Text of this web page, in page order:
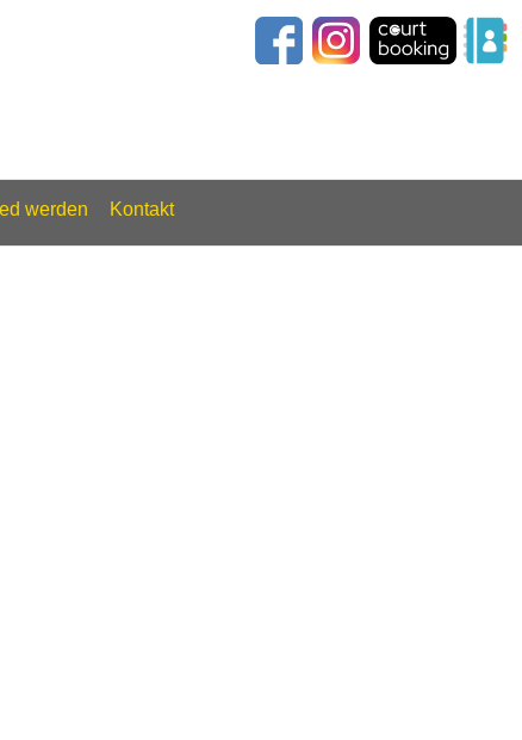
werden Kontakt